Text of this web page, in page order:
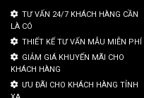
TƯ VẤN 24/7 KHÁCH HÀNG CẦN
LÀ CÓ
THIẾT KẾ TƯ VẤN MẪU MIỄN PHÍ
GIẢM GIÁ KHUYẾN MÃI CHO
KHÁCH HÀNG
ƯU ĐÃI CHO KHÁCH HÀNG TỈNH